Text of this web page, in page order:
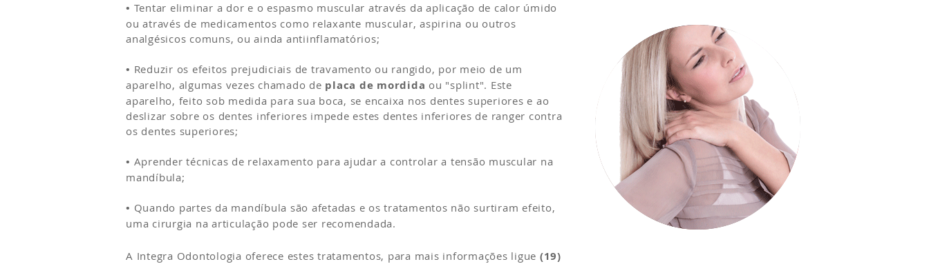
• Tentar eliminar a dor e o espasmo muscular através da aplicação de calor úmido
ou através de medicamentos como relaxante muscular, aspirina ou outros
analgésicos comuns, ou ainda antiinflamatórios;
• Reduzir os efeitos prejudiciais de travamento ou rangido, por meio de um
aparelho, algumas vezes chamado de placa de mordida ou "splint". Este
aparelho, feito sob medida para sua boca, se encaixa nos dentes superiores e ao
deslizar sobre os dentes inferiores impede estes dentes inferiores de ranger contra
os dentes superiores;
• Aprender técnicas de relaxamento para ajudar a controlar a tensão muscular na
mandíbula;
• Quando partes da mandíbula são afetadas e os tratamentos não surtiram efeito,
uma cirurgia na articulação pode ser recomendada.
A Integra Odontologia oferece estes tratamentos, para mais informações ligue (19)